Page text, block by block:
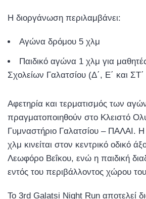
Η διοργάνωση περιλαμβάνει:
Αγώνα δρόμου 5 χλμ
Παιδικό αγώνα 1 χλμ για
Σχολείων Γαλατσίου (Δ΄, Ε΄ και ΣΤ΄
Αφετηρία και τερματισμός των
πραγματοποιηθούν στο Κλειστό
Γυμναστήριο Γαλατσίου – ΠΑΛΑΙ.
χλμ κινείται στον κεντρικό οδικό
Λεωφόρο Βεΐκου, ενώ η παιδική
εντός του περιβάλλοντος χώρου
Το 3rd Galatsi Night Run αποτελεί